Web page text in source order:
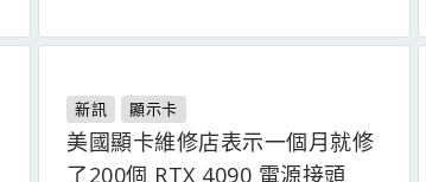
新訊 顯示卡
美國顯卡維修店表示一個月就修
了200個 RTX 4090 電源接頭